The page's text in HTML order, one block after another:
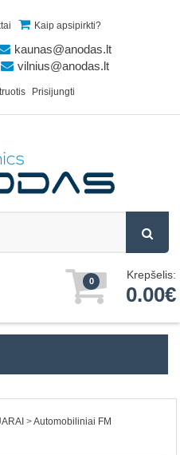
Kaip apsipirkti?
kaunas@anodas.lt
vilnius@anodas.lt
Prisijungti
0 Krepšelis:
0.00€
Automobiliniai FM